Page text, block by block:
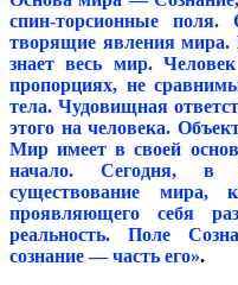
спин-торсионные
творящие явления мира.
знает весь мир.
пропорциях, не
тела. Чудовищная
этого на человека.
Мир имеет в своей
начало. Сегодня, в
существование мира,
проявляющего себя
реальность. Поле
сознание — часть его».